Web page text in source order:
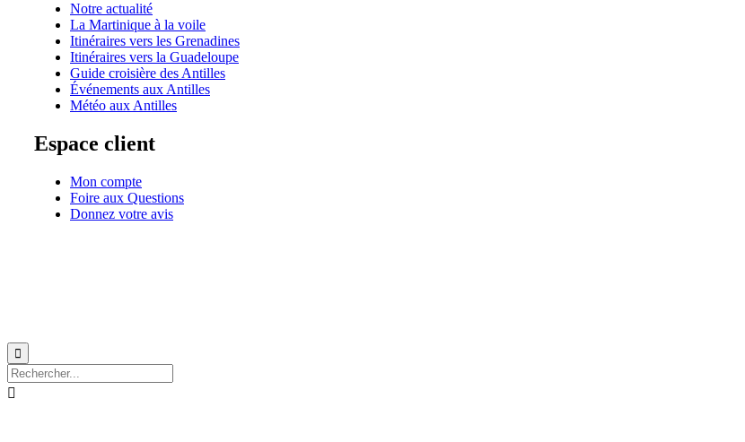
Notre actualité
La Martinique à la voile
Itinéraires vers les Grenadines
Itinéraires vers la Guadeloupe
Guide croisière des Antilles
Événements aux Antilles
Météo aux Antilles
Espace client
Mon compte
Foire aux Questions
Donnez votre avis

